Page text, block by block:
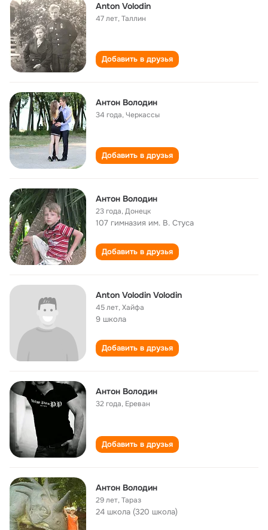
Anton Volodin
47 лет,Таллин
Добавить в друзья
Антон Володин
34 года,Черкассы
Добавить в друзья
Антон Володин
23 года,Донецк
107 гимназия им. В. Стуса
Добавить в друзья
Anton Volodin Volodin
45 лет,Хайфа
9 школа
Добавить в друзья
Антон Володин
32 года, Ереван
Добавить в друзья
Антон Володин
29 лет,Тараз
24 школа (320 школа)